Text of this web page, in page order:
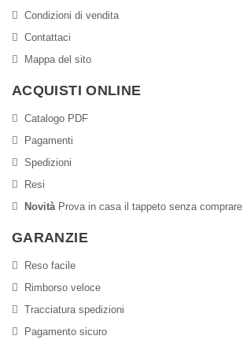
Condizioni di vendita
Contattaci
Mappa del sito
ACQUISTI ONLINE
Catalogo PDF
Pagamenti
Spedizioni
Resi
Novità Prova in casa il tappeto senza comprare
GARANZIE
Reso facile
Rimborso veloce
Tracciatura spedizioni
Pagamento sicuro